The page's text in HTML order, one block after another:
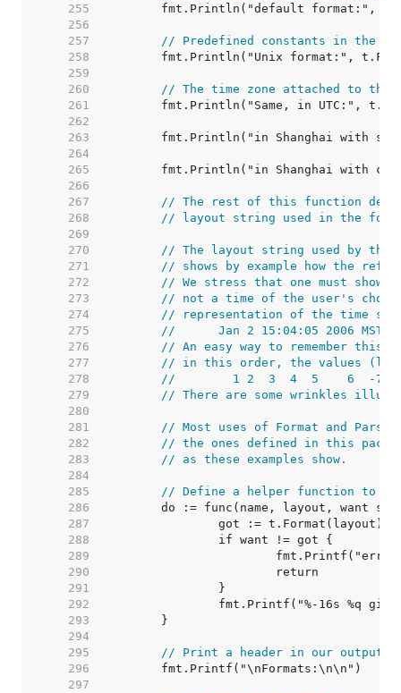
   255
   256
   257
// Predefined constants in the
   258
   259
   260
// The time zone attached to
   261
   262
   263
   264
   265
   266
   267
// The rest of this function
   268
// layout string used in the
   269
   270
// The layout string used by the
   271
// shows by example how the
   272
// We stress that one must show
   273
// not a time of the user's
   274
// representation of the time
   275
//	Jan 2 15:04:05 2006 MST
   276
// An easy way to remember this
   277
// in this order, the values
   278
//	  1 2  3  4  5    6  -7
   279
// There are some wrinkles
   280
   281
// Most uses of Format and
   282
// the ones defined in this
   283
// as these examples show.
   284
   285
// Define a helper function to
   286
   287
   288
   289
   290
   291
   292
   293
   294
   295
// Print a header in our output.
   296
   297